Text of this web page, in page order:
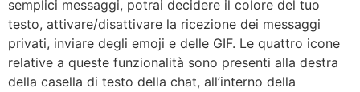
semplici messaggi, potrai decidere il colore del tuo
testo, attivare/disattivare la ricezione dei messaggi
privati, inviare degli emoji e delle GIF. Le quattro icone
relative a queste funzionalità sono presenti alla destra
della casella di testo della chat, all’interno della